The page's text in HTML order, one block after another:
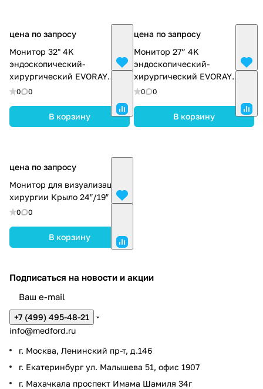
цена по запросу
Монитор 32" 4K
эндоскопический-
хирургический EVORAY
S3281P
0 0
В корзину
цена по запросу
Монитор 27” 4K
эндоскопический-
хирургический EVORAY
S2785P
0 0
В корзину
цена по запросу
Монитор для визуализации в
хирургии Крыло 24″/19″
0 0
В корзину
Подписаться на новости и акции
+7 (499) 495-48-21
info@medford.ru
г. Москва, Ленинский пр-т, д.146
г. Екатеринбург ул. Малышева 51, офис 1907
г. Махачкала проспект Имама Шамиля 34г